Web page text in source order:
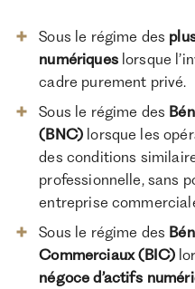
Sous le régime des
numériqueslorsque
cadre purement privé.
Sous le régime des
(BNC) lorsque les
des conditions
professionnelle, sans
entreprise
Sous le régime des
Commerciaux (BIC)
négoce d’actifs